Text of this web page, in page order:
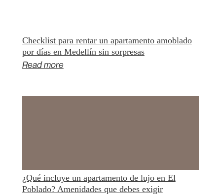
Checklist para rentar un apartamento amoblado
por días en Medellín sin sorpresas
Read more
¿Qué incluye un apartamento de lujo en El
Poblado? Amenidades que debes exigir